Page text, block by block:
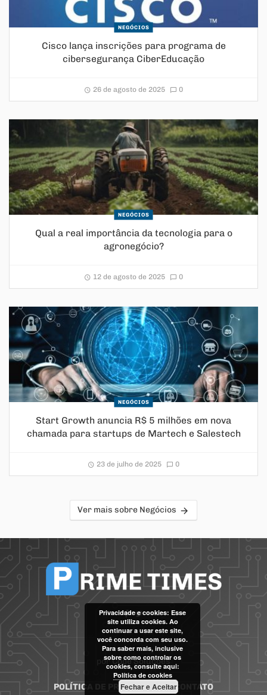
NEGÓCIOS
Cisco lança inscrições para programa de
cibersegurança CiberEducação
26 de agosto de 2025 0
NEGÓCIOS
Qual a real importância da tecnologia para o
agronegócio?
12 de agosto de 2025 0
NEGÓCIOS
Start Growth anuncia R$ 5 milhões em nova
chamada para startups de Martech e Salestech
23 de julho de 2025 0
Ver mais sobre Negócios
porCode Soluções
POLÍTICA DE PRIVACIDADE CONTATO
Privacidade e cookies: Esse
site utiliza cookies. Ao
continuar a usar este site,
você concorda com seu uso.
Para saber mais, inclusive
sobre como controlar os
cookies, consulte aqui:
Política de cookies
Fechar e Aceitar